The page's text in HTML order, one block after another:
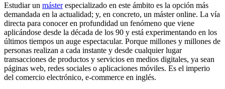
Estudiar un másterespecializado en este ámbito es la opción más
demandada en la actualidad; y, en concreto, un máster online. La vía
directa para conocer en profundidad un fenómeno que viene
aplicándose desde la década de los 90 y está experimentando en los
últimos tiempos un auge espectacular. Porque millones y millones de
personas realizan a cada instante y desde cualquier lugar
transacciones de productos y servicios en medios digitales, ya sean
páginas web, redes sociales o aplicaciones móviles. Es el imperio
del comercio electrónico, e-commerce en inglés.